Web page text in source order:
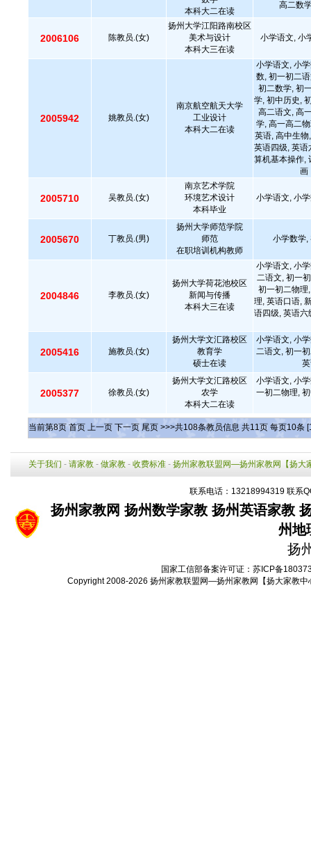
本科大二在读
高二数
2006106 陈教员.(女)
扬州大学江阳路南校区
美术与设计
本科大三在读
小学语文, 小
2005942 姚教员.(女)
南京航空航天大学
工业设计
本科大二在读
小学语文, 小
数, 初一初二
初二数学, 初
学, 初中历史,
高二语文, 高
学, 高一高二
英语, 高中生
英语四级, 英语
算机基本操作,
画
2005710 吴教员.(女)
南京艺术学院
环境艺术设计
本科毕业
小学语文, 小
2005670 丁教员.(男)
扬州大学师范学院
师范
在职培训机构教师
小学数学,
2004846 李教员.(女)
扬州大学荷花池校区
新闻与传播
本科大三在读
小学语文, 小
二语文, 初一
初一初二物理
理, 英语口语,
语四级, 英语六
2005416 施教员.(女)
扬州大学文汇路校区
教育学
硕士在读
小学语文, 小
二语文, 初一
2005377 徐教员.(女)
扬州大学文汇路校区
农学
本科大二在读
小学语文, 小
一初二物理,
当前第8页 首页 上一页 下一页 尾页 >>>共108条教员信息 共11页 每页10条
关于我们 - 请家教 - 做家教 - 收费标准 - 扬州家教联盟网—扬州家教网【扬大
联系电话：13218994319 联系
扬州家教网 扬州数学家教 扬州英语家教
州地
扬
国家工信部备案许可证： 苏ICP备
Copyright 2008-2026 扬州家教联盟网—扬州家教网【扬大家教